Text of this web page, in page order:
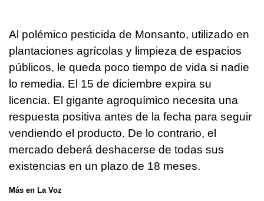
Al polémico pesticida de Monsanto, utilizado en
plantaciones agrícolas y limpieza de espacios
públicos, le queda poco tiempo de vida si nadie
lo remedia. El 15 de diciembre expira su
licencia. El gigante agroquímico necesita una
respuesta positiva antes de la fecha para seguir
vendiendo el producto. De lo contrario, el
mercado deberá deshacerse de todas sus
existencias en un plazo de 18 meses.
Más en La Voz